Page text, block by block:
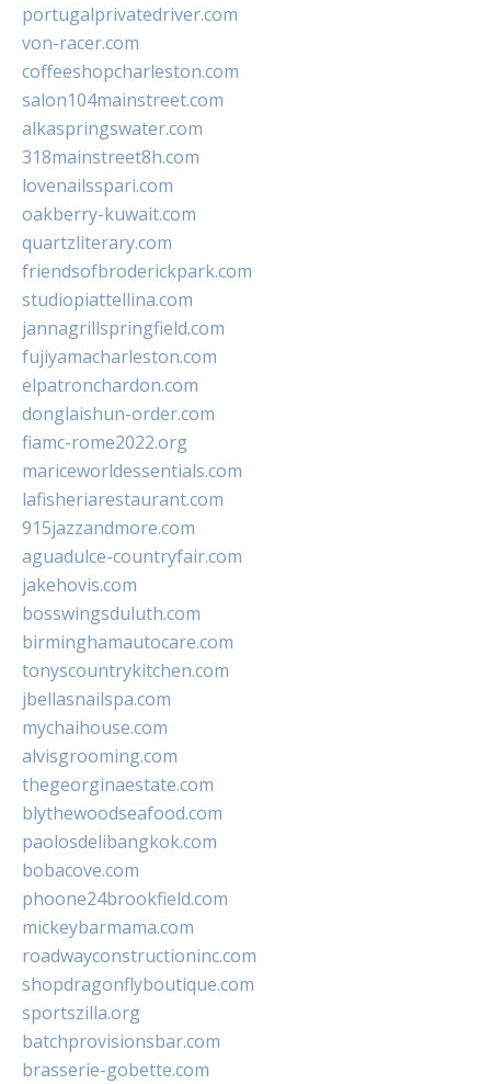
portugalprivatedriver.com
von-racer.com
coffeeshopcharleston.com
salon104mainstreet.com
alkaspringswater.com
318mainstreet8h.com
lovenailsspari.com
oakberry-kuwait.com
quartzliterary.com
friendsofbroderickpark.com
studiopiattellina.com
jannagrillspringfield.com
fujiyamacharleston.com
elpatronchardon.com
donglaishun-order.com
fiamc-rome2022.org
mariceworldessentials.com
lafisheriarestaurant.com
915jazzandmore.com
aguadulce-countryfair.com
jakehovis.com
bosswingsduluth.com
birminghamautocare.com
tonyscountrykitchen.com
jbellasnailspa.com
mychaihouse.com
alvisgrooming.com
thegeorginaestate.com
blythewoodseafood.com
paolosdelibangkok.com
bobacove.com
phoone24brookfield.com
mickeybarmama.com
roadwayconstructioninc.com
shopdragonflyboutique.com
sportszilla.org
batchprovisionsbar.com
brasserie-gobette.com